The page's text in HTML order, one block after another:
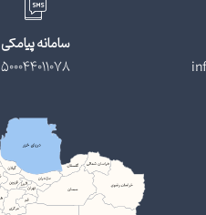
سامانه پیامکی
500044011078